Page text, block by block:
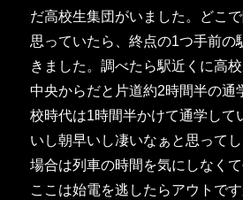
だ高校生集団がいました。どこ
思っていたら、終点の1つ手前の
きました。調べたら駅近くに高
中央からだと片道約2時間半の通
校時代は1時間半かけて通学して
いし朝早いし凄いなぁと思って
場合は列車の時間を気にしなくて
ここは始電を逃したらアウトで